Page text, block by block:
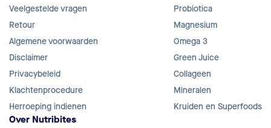
Veelgestelde vragen
Retour
Algemene voorwaarden
Disclaimer
Privacybeleid
Klachtenprocedure
Herroeping indienen
Probiotica
Magnesium
Omega 3
Green Juice
Collageen
Mineralen
Kruiden en Superfoods
Over Nutribites